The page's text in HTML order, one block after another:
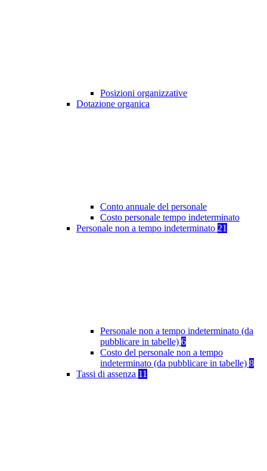
Posizioni organizzative
Dotazione organica
Conto annuale del personale
Costo personale tempo indeterminato
Personale non a tempo indeterminato 21
Personale non a tempo indeterminato (da
pubblicare in tabelle) 6
Costo del personale non a tempo
indeterminato (da pubblicare in tabelle) 8
Tassi di assenza 11